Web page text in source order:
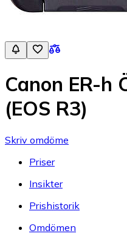
Canon ER-h
(EOS R3)
Skriv omdöme
Priser
Insikter
Prishistorik
Omdömen